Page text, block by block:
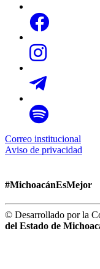
Correo institucional
Aviso de privacidad
#MichoacánEsMejor
© Desarrollado por la
del Estado de